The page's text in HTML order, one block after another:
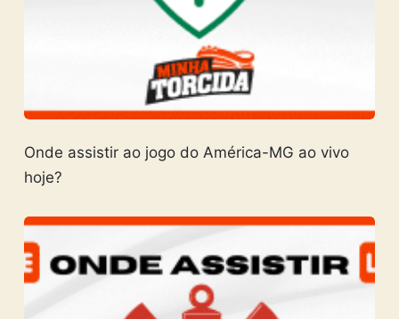
Onde assistir ao jogo do América-MG ao vivo
hoje?